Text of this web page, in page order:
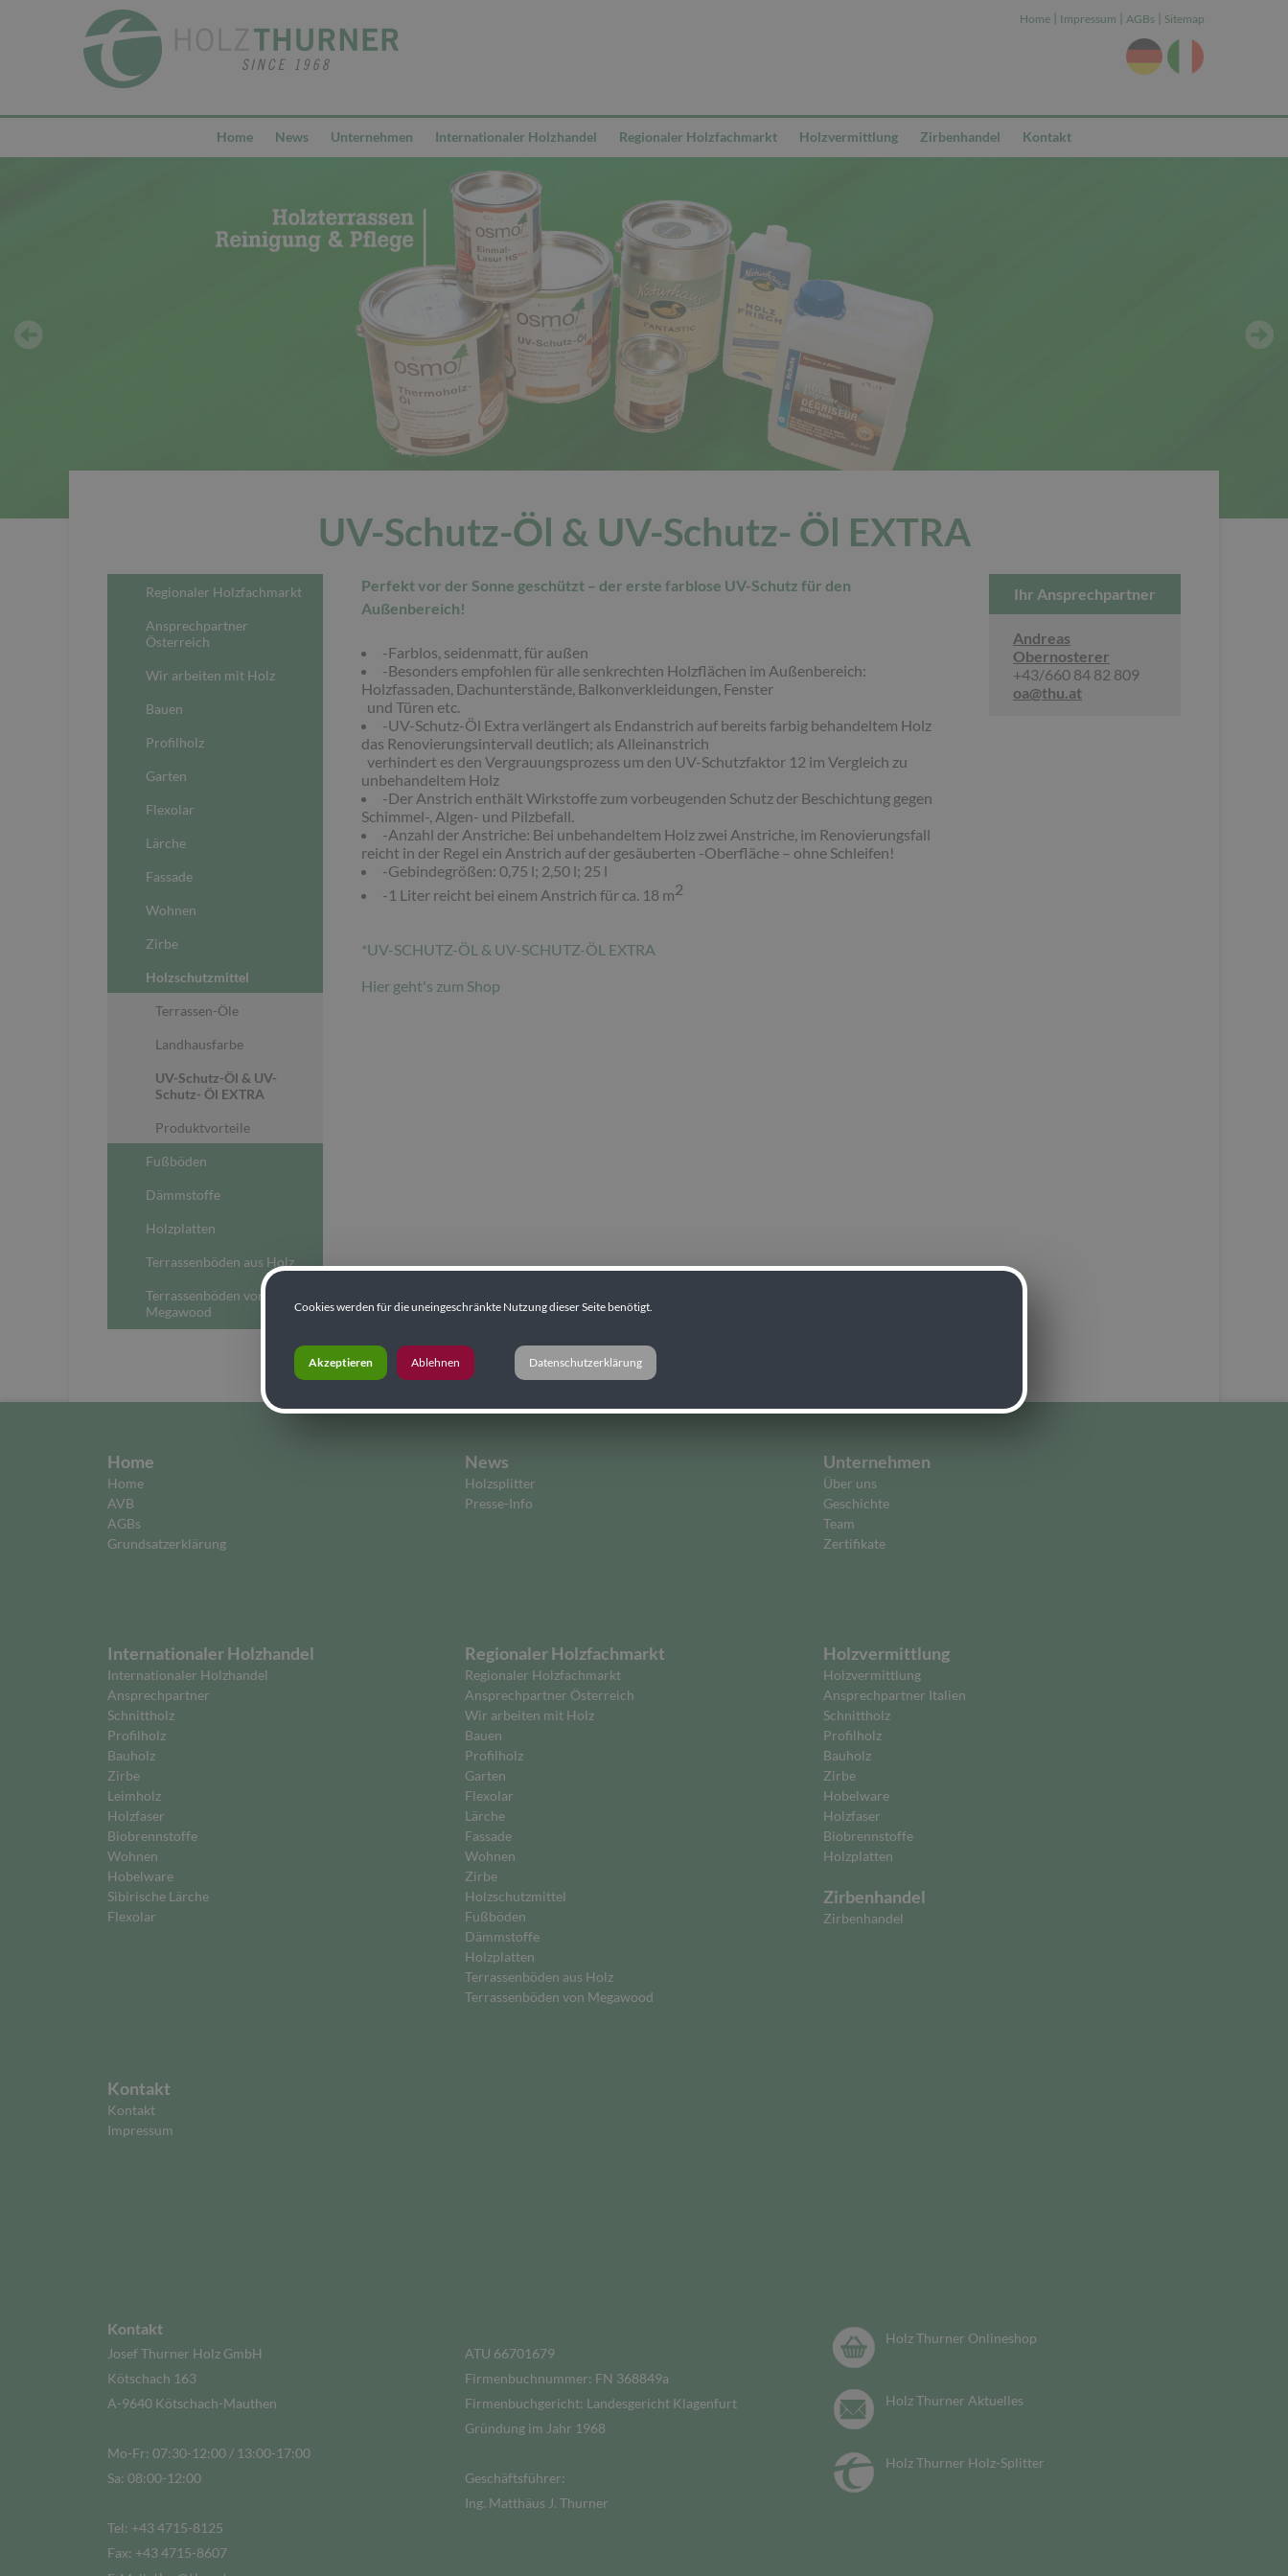
Home | Impressum | AGBs | Sitemap
Home News Unternehmen Internationaler Holzhandel Regionaler Holzfachmarkt Holzvermittlung Zirbenhandel Kontakt
UV-Schutz-Öl & UV-Schutz- Öl EXTRA
Regionaler Holzfachmarkt
Ansprechpartner
Österreich
Wir arbeiten mit Holz
Bauen
Profilholz
Garten
Flexolar
Lärche
Fassade
Wohnen
Zirbe
Holzschutzmittel
Terrassen-Öle
Landhausfarbe
UV-Schutz-Öl & UV-
Schutz- Öl EXTRA
Produktvorteile
Fußböden
Dämmstoffe
Holzplatten
Terrassenböden aus Holz
Terrassenböden von
Megawood
Perfekt vor der Sonne geschützt – der erste farblose UV-Schutz für den
Außenbereich!
-Farblos, seidenmatt, für außen
-Besonders empfohlen für alle senkrechten Holzflächen im Außenbereich:
Holzfassaden, Dachunterstände, Balkonverkleidungen, Fenster
und Türen etc.
-UV-Schutz-Öl Extra verlängert als Endanstrich auf bereits farbig behandeltem Holz
das Renovierungsintervall deutlich; als Alleinanstrich
verhindert es den Vergrauungsprozess um den UV-Schutzfaktor 12 im Vergleich zu
unbehandeltem Holz
-Der Anstrich enthält Wirkstoffe zum vorbeugenden Schutz der Beschichtung gegen
Schimmel-, Algen- und Pilzbefall.
-Anzahl der Anstriche: Bei unbehandeltem Holz zwei Anstriche, im Renovierungsfall
reicht in der Regel ein Anstrich auf der gesäuberten -Oberfläche – ohne Schleifen!
-Gebindegrößen: 0,75 l; 2,50 l; 25 l
-1 Liter reicht bei einem Anstrich für ca. 18 m2
*UV-SCHUTZ-ÖL & UV-SCHUTZ-ÖL EXTRA
Hier geht's zum Shop
Ihr Ansprechpartner
Andreas
Obernosterer
+43/660 84 82 809
oa@thu.at
Home
Home
AVB
AGBs
Grundsatzerklärung
News
Holzsplitter
Presse-Info
Unternehmen
Über uns
Geschichte
Team
Zertifikate
Internationaler Holzhandel
Internationaler Holzhandel
Ansprechpartner
Schnittholz
Profilholz
Bauholz
Zirbe
Leimholz
Holzfaser
Biobrennstoffe
Wohnen
Hobelware
Sibirische Lärche
Flexolar
Regionaler Holzfachmarkt
Regionaler Holzfachmarkt
Ansprechpartner Österreich
Wir arbeiten mit Holz
Bauen
Profilholz
Garten
Flexolar
Lärche
Fassade
Wohnen
Zirbe
Holzschutzmittel
Fußböden
Dämmstoffe
Holzplatten
Terrassenböden aus Holz
Terrassenböden von Megawood
Holzvermittlung
Holzvermittlung
Ansprechpartner Italien
Schnittholz
Profilholz
Bauholz
Zirbe
Hobelware
Holzfaser
Biobrennstoffe
Holzplatten
Zirbenhandel
Zirbenhandel
Kontakt
Kontakt
Impressum
Kontakt
Josef Thurner Holz GmbH
Kötschach 163
A-9640 Kötschach-Mauthen
Mo-Fr: 07:30-12:00 / 13:00-17:00
Sa: 08:00-12:00
Tel: +43 4715-8125
Fax: +43 4715-8607
ATU 66701679
Firmenbuchnummer: FN 368849a
Firmenbuchgericht: Landesgericht Klagenfurt
Gründung im Jahr 1968
Geschäftsführer:
Ing. Matthäus J. Thurner
Holz Thurner Onlineshop
Holz Thurner Aktuelles
Holz Thurner Holz-Splitter
Cookies werden für die uneingeschränkte Nutzung dieser Seite benötigt.
Akzeptieren Ablehnen Datenschutzerklärung